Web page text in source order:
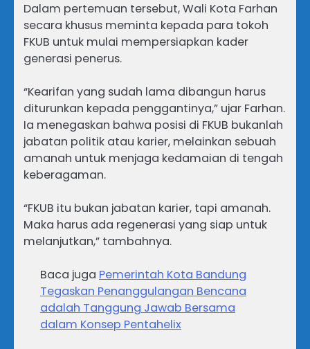
Dalam pertemuan tersebut, Wali Kota Farhan
secara khusus meminta kepada para tokoh
FKUB untuk mulai mempersiapkan kader
generasi penerus.
“Kearifan yang sudah lama dibangun harus
diturunkan kepada penggantinya,” ujar Farhan.
Ia menegaskan bahwa posisi di FKUB bukanlah
jabatan politik atau karier, melainkan sebuah
amanah untuk menjaga kedamaian di tengah
keberagaman.
“FKUB itu bukan jabatan karier, tapi amanah.
Maka harus ada regenerasi yang siap untuk
melanjutkan,” tambahnya.
Baca juga Pemerintah Kota Bandung
Tegaskan Penanggulangan Bencana
adalah Tanggung Jawab Bersama
dalam Konsep Pentahelix